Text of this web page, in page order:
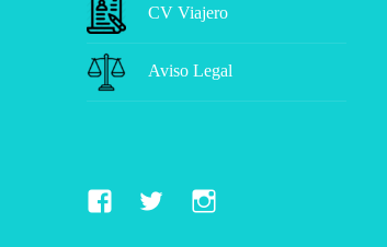
CV Viajero
Aviso Legal
FacebookTwitterInstagram